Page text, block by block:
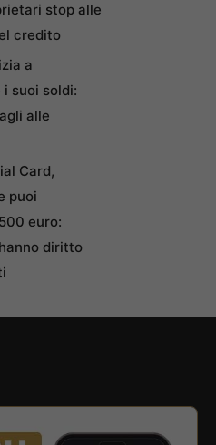
stop alle
credito
a
suoi soldi:
alle
Card,
puoi
euro:
diritto